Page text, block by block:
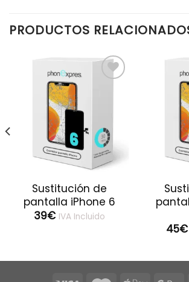
PRODUCTOS
Sustitución de
pantalla iPhone 6
39€ IVA Incluido
45€